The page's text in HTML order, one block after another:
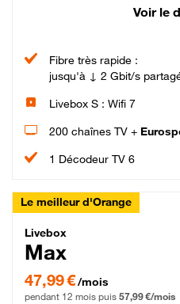
Voir le
Fibre très rapide :
jusqu'à ↓ 2 Gbit/s
Livebox S : Wifi 7
200 chaînes TV +
1 Décodeur TV 6
Le meilleur d'Orange
Livebox Max Fibre
Livebox
Max
47,99 € par mois pendant 12 mois
47,99 €/mois
pendant 12 mois puis 57,99 €/mois